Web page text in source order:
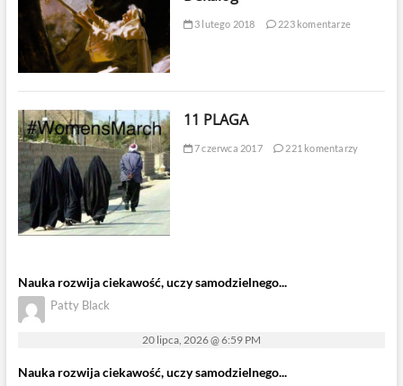
3 lutego 2018 223 komentarze
11 PLAGA
7 czerwca 2017 221 komentarzy
Nauka rozwija ciekawość, uczy samodzielnego...
Patty Black
20 lipca, 2026 @ 6:59 PM
Nauka rozwija ciekawość, uczy samodzielnego...